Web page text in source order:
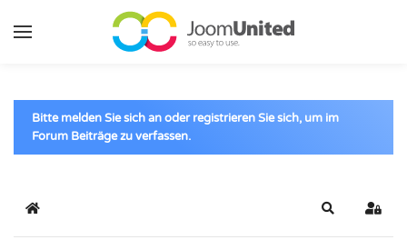
Zum Hauptinhalt springen
Bitte melden Sie sich an oder registrieren Sie sich, um im
Forum Beiträge zu verfassen.
Startseite Suche